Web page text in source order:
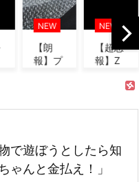
ュアがヤバすぎるｗｗｗｗｗ
番分かってる」小笠原「原因が
月放送決定！ 新PV＆ビジュア
【朗
報】プ
産業、
NEW
【超悲
報】Z
「9月
NEW
で遊ぼうとしたら知
ゃんと金払え！」